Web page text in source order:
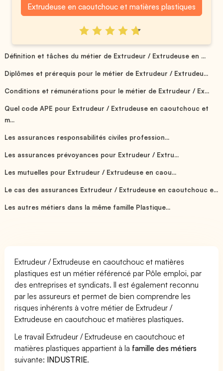
Extrudeuse en caoutchouc et matières plastiques
Définition et tâches du métier de Extrudeur / Extrudeuse en ...
Diplômes et prérequis pour le métier de Extrudeur / Extrudeu...
Conditions et rémunérations pour le métier de Extrudeur / Ex...
Quel code APE pour Extrudeur / Extrudeuse en caoutchouc et
m...
Les assurances responsabilités civiles profession...
Les assurances prévoyances pour Extrudeur / Extru...
Les mutuelles pour Extrudeur / Extrudeuse en caou...
Le cas des assurances Extrudeur / Extrudeuse en caoutchouc e...
Les autres métiers dans la même famille Plastique...
Extrudeur / Extrudeuse en caoutchouc et matières
plastiques est un métier référencé par Pôle emploi, par
des entreprises et syndicats. Il est également reconnu
par les assureurs et permet de bien comprendre les
risques inhérents à votre métier de Extrudeur /
Extrudeuse en caoutchouc et matières plastiques.
Le travail Extrudeur / Extrudeuse en caoutchouc et
matières plastiques appartient à la famille des métiers
suivante: INDUSTRIE.